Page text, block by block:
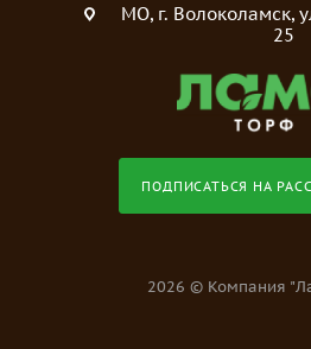
МO, г. Волоколамск,
25
ПОДПИСАТЬСЯ НА
2026 © Компания